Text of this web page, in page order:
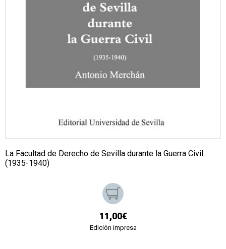
La Facultad de Derecho de Sevilla durante la Guerra Civil
(1935-1940)
11,00€
Edición impresa